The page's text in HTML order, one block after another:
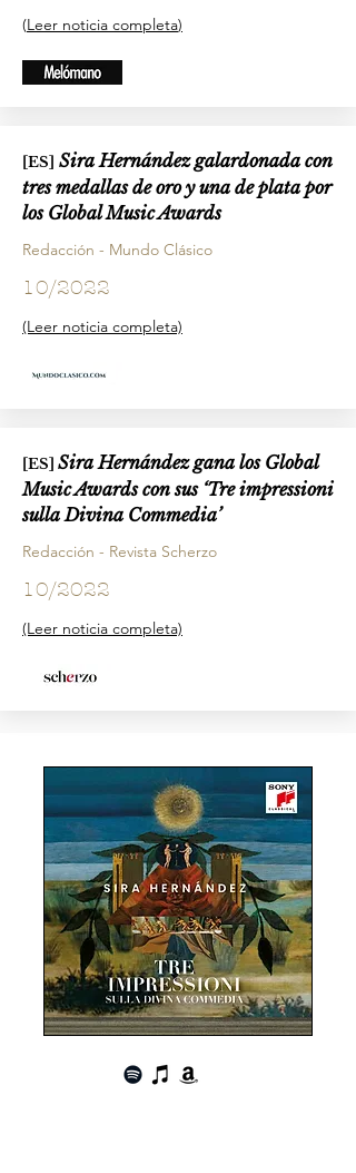
(Leer noticia completa)
[ES] Sira Hernández galardonada con
tres medallas de oro y una de plata por
los Global Music Awards
Redacción - Mundo Clásico
10/2022
(Leer noticia completa)
[ES] Sira Hernández gana los Global
Music Awards con sus ‘Tre impressioni
sulla Divina Commedia’
Redacción - Revista Scherzo
10/2022
(Leer noticia completa)